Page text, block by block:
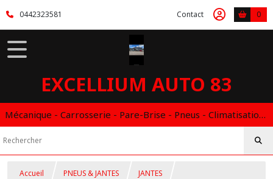
0442323581 Contact 0
EXCELLIUM AUTO 83
Mécanique - Carrosserie - Pare-Brise - Pneus - Climatisation - Entretien - Vidange Boite Auto - Boitier éthanol
Accueil PNEUS & JANTES JANTES